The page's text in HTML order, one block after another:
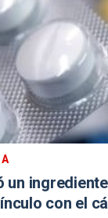
un
con el